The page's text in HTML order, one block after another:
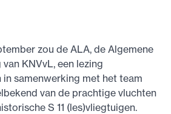
zou de ALA, de Algemene
KNVvL, een lezing
in samenwerking met het team
van de prachtige vluchten
S 11 (les)vliegtuigen.